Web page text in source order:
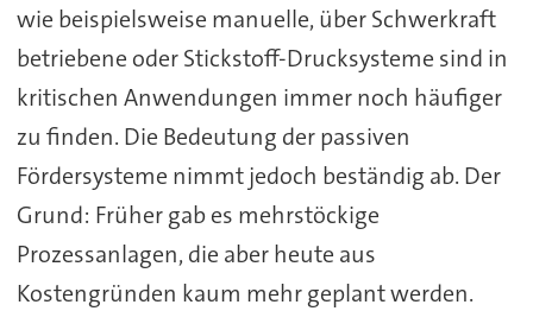
wie beispielsweise manuelle, über Schwerkraft
betriebene oder Stickstoff-Drucksysteme sind in
kritischen Anwendungen immer noch häufiger
zu finden. Die Bedeutung der passiven
Fördersysteme nimmt jedoch beständig ab. Der
Grund: Früher gab es mehrstöckige
Prozessanlagen, die aber heute aus
Kostengründen kaum mehr geplant werden.